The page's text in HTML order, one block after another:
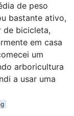
de peso
bastante ativo,
de bicicleta,
em casa
um
arboricultura
a usar uma